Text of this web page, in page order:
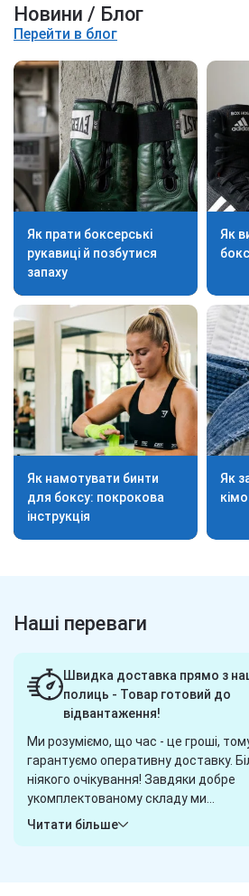
Новини / Блог
Перейти в блог
Як прати боксерські
рукавиці й позбутися
запаху
Як
Як намотувати бинти
для боксу: покрокова
інструкція
Як
Наші переваги
Швидка доставка прямо з
полиць - Товар готовий до
відвантаження!
Ми розуміємо, що час - це гроші,
гарантуємо оперативну доставку.
ніякого очікування! Завдяки добре
укомплектованому складу ми
гарантуємо, що обрані вами товари
Читати більше